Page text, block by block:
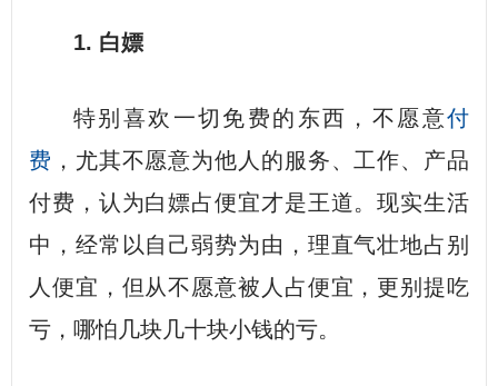
1. 白嫖
特别喜欢一切免费的东西，不愿意付
费 ，尤其不愿意为他人的服务、工作、产品
付费，认为白嫖占便宜才是王道。现实生活
中，经常以自己弱势为由，理直气壮地占别
人便宜，但从不愿意被人占便宜，更别提吃
亏，哪怕几块几十块小钱的亏。